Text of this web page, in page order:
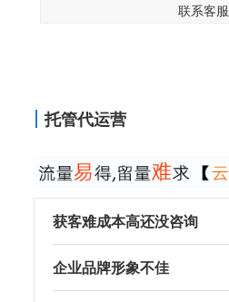
联系客服
托管代运营
获客难成本高还没咨询
企业品牌形象不佳